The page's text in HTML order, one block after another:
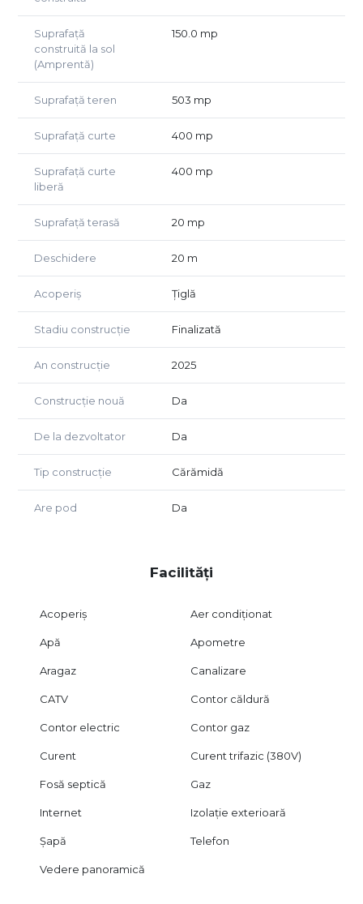
mobilare eficientă.
Dormitorul matrimonial beneficiază de suprafață
generoasă, iar celelalte două camere pot fi utilizate ca
dormitoare pentru copii, birou sau cameră de oaspeți.
Pret: 227.000 Euro
Suprafață
construită la sol
(Amprentă)
150.0 mp
Suprafață teren 503 mp
Suprafață curte 400 mp
Suprafață curte
liberă
400 mp
Suprafață terasă 20 mp
Deschidere 20 m
Acoperiș Țiglă
Stadiu construcție Finalizată
An construcție 2025
Construcție nouă Da
De la dezvoltator Da
Tip construcție Cărămidă
Are pod Da
Facilități
Acoperiș Aer condiționat
Apă Apometre
Aragaz Canalizare
CATV Contor căldură
Contor electric Contor gaz
Curent Curent trifazic (380V)
Fosă septică Gaz
Internet Izolație exterioară
Șapă Telefon
Vedere panoramică